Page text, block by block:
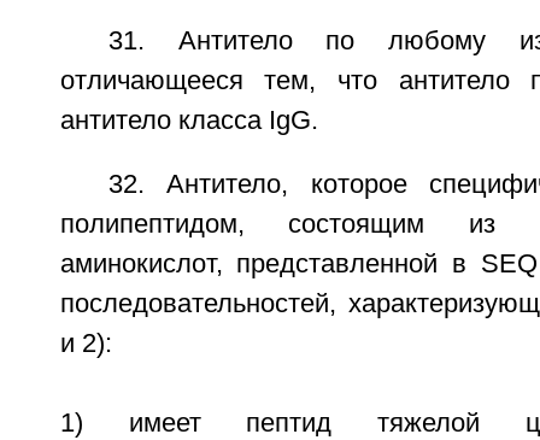
31. Антитело по любому
отличающееся тем, что антитело
антитело класса IgG.
32. Антитело, которое
полипептидом, состоящим из
аминокислот, представленной в
последовательностей,
и 2):
1) имеет пептид тяжелой